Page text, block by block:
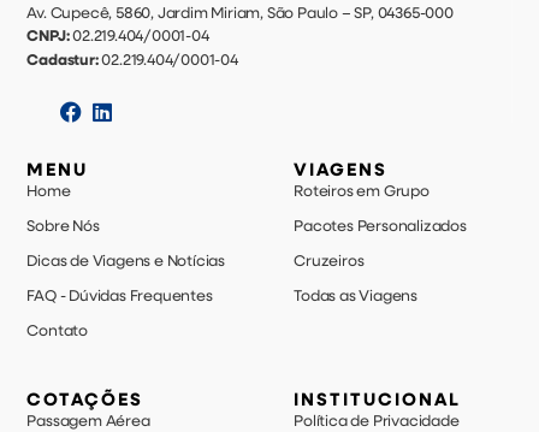
Av. Cupecê, 5860, Jardim Miriam, São Paulo – SP, 04365-000
CNPJ:02.219.404/0001-04
Cadastur:02.219.404/0001-04
MENU
Home
Sobre Nós
Dicas de Viagens e Notícias
FAQ - Dúvidas Frequentes
Contato
VIAGENS
Roteiros em Grupo
Pacotes Personalizados
Cruzeiros
Todas as Viagens
COTAÇÕES
Passagem Aérea
INSTITUCIONAL
Política de Privacidade